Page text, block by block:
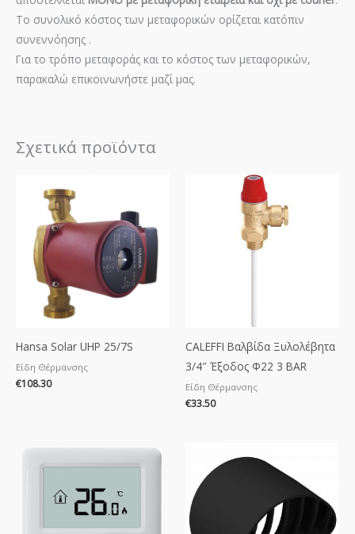
Το συνολικό κόστος των μεταφορικών ορίζεται κατόπιν
συνεννόησης .
Για το τρόπο μεταφοράς και το κόστος των μεταφορικών,
παρακαλώ επικοινωνήστε μαζί μας.
Σχετικά προϊόντα
Hansa Solar UHP 25/7S
Είδη Θέρμανσης
€108.30
CALEFFI Βαλβίδα Ξυλολέβητα
3/4″ Έξοδος Φ22 3 BAR
Είδη Θέρμανσης
€33.50